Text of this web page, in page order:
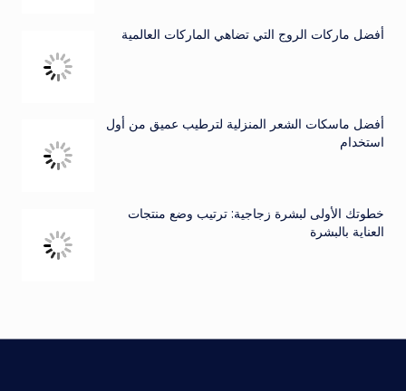
أفضل ماركات الروج التي تضاهي الماركات العالمية
أفضل ماسكات الشعر المنزلية لترطيب عميق من أول
استخدام
خطوتك الأولى لبشرة زجاجية: ترتيب وضع منتجات
العناية بالبشرة